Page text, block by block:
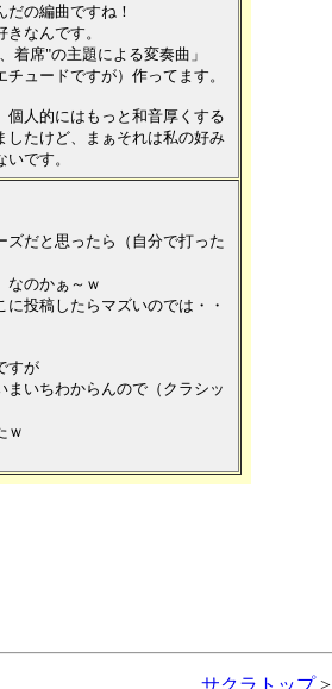
だの編曲ですね！
なんです。
着席"の主題による変奏曲」
チュードですが）作ってます。
個人的にはもっと和音厚くする
したけど、まぁそれは私の好み
です。
ズだと思ったら（自分で打った
なのかぁ～ｗ
に投稿したらマズいのでは・・
すが
まいちわからんので（クラシッ
ｗ
サクラトップ>